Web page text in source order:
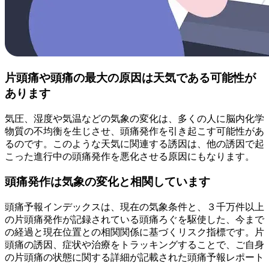
片頭痛や頭痛の最大の原因は天気である可能性が
あります
気圧、湿度や気温などの気象の変化は、多くの人に脳内化学
物質の不均衡を生じさせ、頭痛発作を引き起こす可能性があ
るのです。このような天気に関連する誘因は、他の誘因で起
こった進行中の頭痛発作を悪化させる原因にもなります。
頭痛発作は気象の変化と相関しています
頭痛予報インデックスは、現在の気象条件と、３千万件以上
の片頭痛発作が記録されている頭痛ろぐを駆使した、今まで
の経過と現在位置との相関関係に基づくリスク指標です。片
頭痛の誘因、症状や治療をトラッキングすることで、ご自身
の片頭痛の状態に関する詳細が記載された頭痛予報レポート